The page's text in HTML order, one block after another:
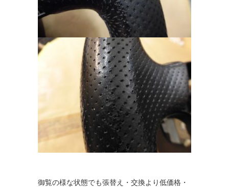
御覧の様な状態でも張替え・交換より低価格・